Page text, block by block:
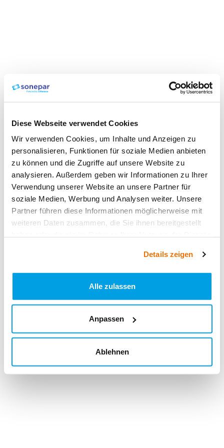
Diese Webseite verwendet Cookies
Wir verwenden Cookies, um Inhalte und Anzeigen zu
personalisieren, Funktionen für soziale Medien anbieten
zu können und die Zugriffe auf unsere Website zu
analysieren. Außerdem geben wir Informationen zu Ihrer
Verwendung unserer Website an unsere Partner für
soziale Medien, Werbung und Analysen weiter. Unsere
Partner führen diese Informationen möglicherweise mit
weiteren Daten zusammen, die Sie ihnen bereitgestellt
Details zeigen
Alle zulassen
Anpassen
Ablehnen